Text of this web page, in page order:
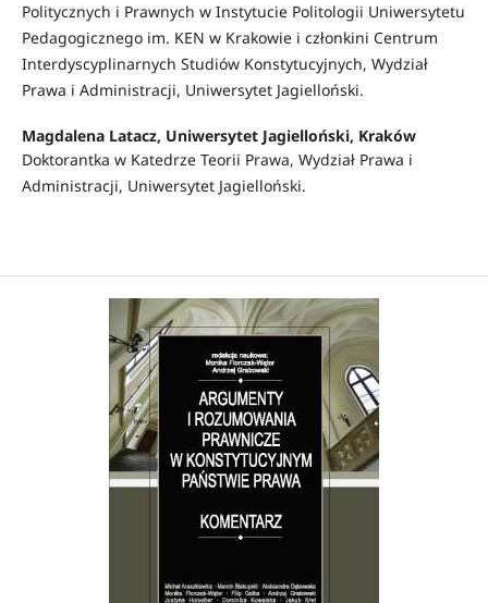
Politycznych i Prawnych w Instytucie Politologii Uniwersytetu
Pedagogicznego im. KEN w Krakowie i członkini Centrum
Interdyscyplinarnych Studiów Konstytucyjnych, Wydział
Prawa i Administracji, Uniwersytet Jagielloński.
Magdalena Latacz, Uniwersytet Jagielloński, Kraków
Doktorantka w Katedrze Teorii Prawa, Wydział Prawa i
Administracji, Uniwersytet Jagielloński.